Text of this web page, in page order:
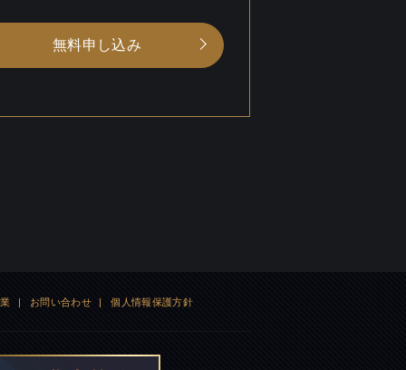
無料申し込み
| お問い合わせ | 個人情報保護方針